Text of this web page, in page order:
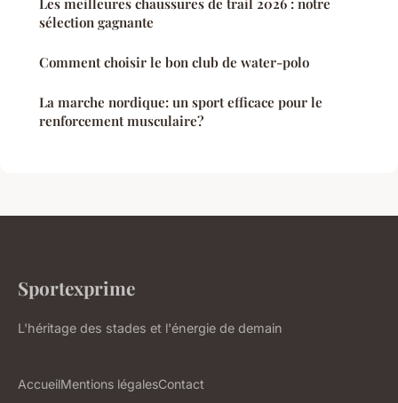
Les meilleures chaussures de trail 2026 : notre
sélection gagnante
Comment choisir le bon club de water-polo
La marche nordique: un sport efficace pour le
renforcement musculaire?
Sportexprime
L'héritage des stades et l'énergie de demain
AccueilMentions légalesContact